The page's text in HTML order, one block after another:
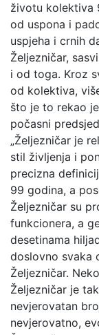
životu kolektiva
od uspona i
uspjeha i crnih
Željezničar,
i od toga. Kroz
od kolektiva,
što je to rekao
počasni
„Željezničar je
stil življenja i
precizna
99 godina, a
Željezničar su
funkcionera, a
desetinama
doslovno svaka
Željezničar.
Željezničar je
nevjerovatan
nevjerovatno,